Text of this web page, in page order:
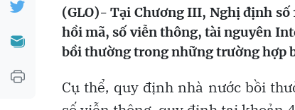
(GLO)- Tại Chương III, Nghị định
hồi mã, số viễn thông, tài nguyên
bồi thường trong những trường hợp
Cụ thể, quy định nhà nước bồi